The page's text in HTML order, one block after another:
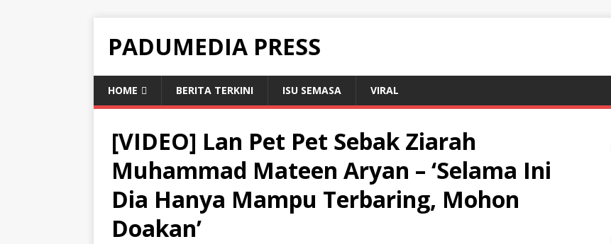
PADUMEDIA PRESS
HOME BERITA TERKINI ISU SEMASA VIRAL
[VIDEO] Lan Pet Pet Sebak Ziarah
Muhammad Mateen Aryan – ‘Selama Ini
Dia Hanya Mampu Terbaring, Mohon
Doakan’